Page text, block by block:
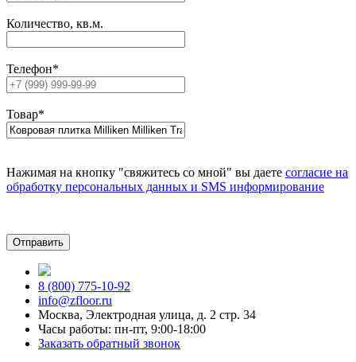
Количество, кв.м.
Телефон*
Товар*
Нажимая на кнопку "свяжитесь со мной" вы даете согласие на
обработку персональных данных и SMS информирование
8 (800) 775-10-92
info@zfloor.ru
Москва, Электродная улица, д. 2 стр. 34
Часы работы: пн-пт, 9:00-18:00
Заказать обратный звонок